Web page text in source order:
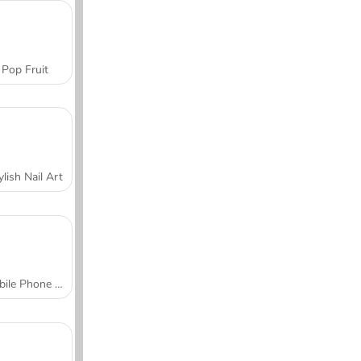
Pop Fruit
Nail Art
Mobile Phone Case Design & DIY